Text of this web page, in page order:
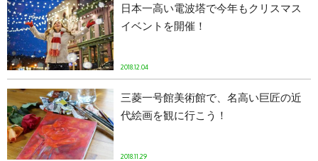
日本一高い電波塔で今年もクリスマス
イベントを開催！
2018.12.04
三菱一号館美術館で、名高い巨匠の近
代絵画を観に行こう！
2018.11.29